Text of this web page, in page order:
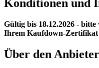
Konditionen und
Gültig bis 18.12.2026 -
Ihrem Kaufdown-Zertifikat
Über den Anbieter